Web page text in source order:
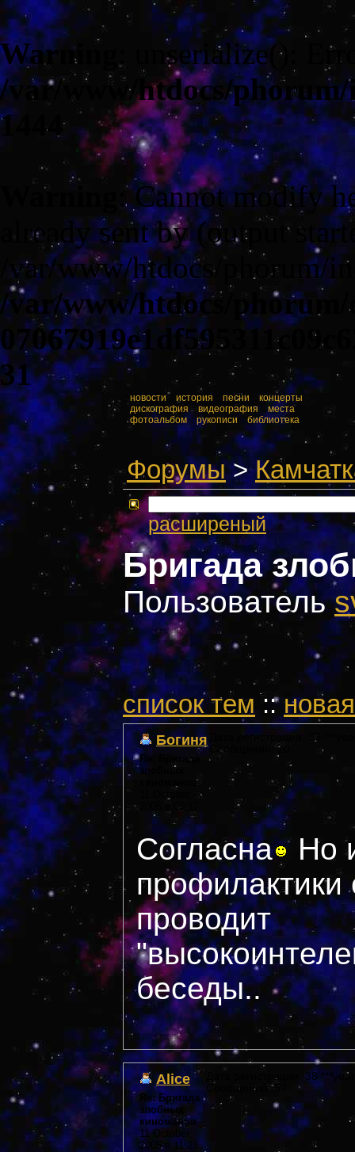
Warning
: unserialize():
/var/www/htdocs/
1444
Warning
: Cannot modify
already sent by (output
/var/www/htdocs/phorum/
/var/www/htdocs/
31
новости :: история песни концерты
дискография ::видеография::места::
::фотоальбом ::рукописи библиотека
Форумы>
расширеный
Бригада
Пользователь
cписок тем ::
Богиня
Re: Бригада
злобных
Дата регистрации: 35
Сообщений: 20
Согласна Но
проводит
беседы..
Alice
Re: Бригада
злобных
киноманов
11 October,
2005 в 11:23
Дата регистрации: 38
Сообщений: 57